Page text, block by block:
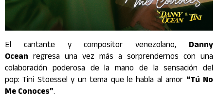
El cantante y compositor venezolano, Danny
Ocean regresa una vez más a sorprendernos con una
colaboración poderosa de la mano de la sensación del
pop: Tini Stoessel y un tema que le habla al amor “Tú No
Me Conoces”.